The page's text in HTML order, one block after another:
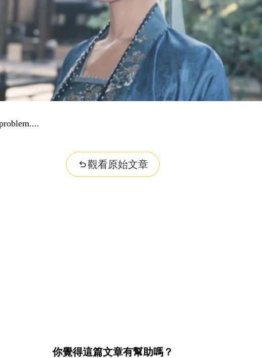
觀看原始文章
你覺得這篇文章有幫助嗎？